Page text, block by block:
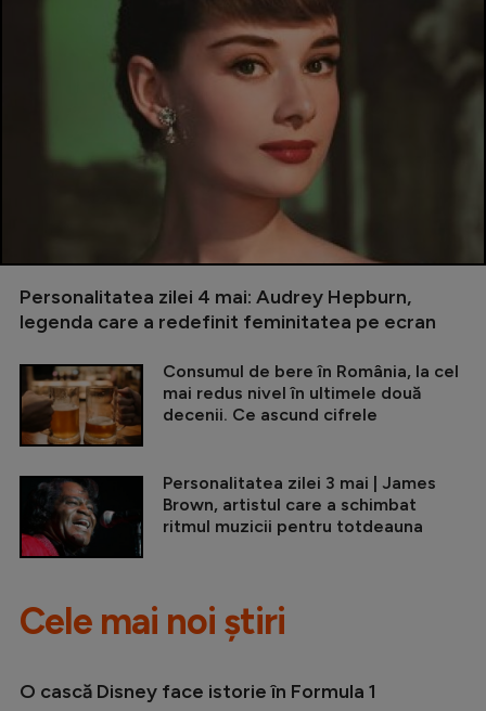
Personalitatea zilei 4 mai: Audrey Hepburn,
legenda care a redefinit feminitatea pe ecran
Consumul de bere în România, la cel
mai redus nivel în ultimele două
decenii. Ce ascund cifrele
Personalitatea zilei 3 mai | James
Brown, artistul care a schimbat
ritmul muzicii pentru totdeauna
Cele mai noi știri
O cască Disney face istorie în Formula 1